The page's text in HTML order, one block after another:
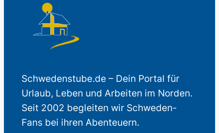
Schwedenstube.de – Dein Portal für
Urlaub, Leben und Arbeiten im Norden.
Seit 2002 begleiten wir Schweden-
Fans bei ihren Abenteuern.